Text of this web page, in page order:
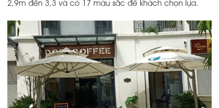
2,9m đến 3,3 và có 17 màu sắc để khách chọn lựa.